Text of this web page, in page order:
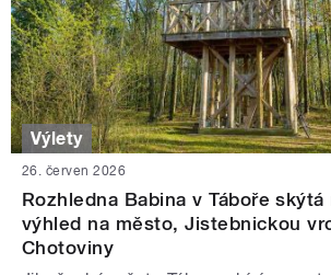
Výlety
26. červen 2026
Rozhledna Babina v Táboře
výhled na město, Jistebnickou
Chotoviny